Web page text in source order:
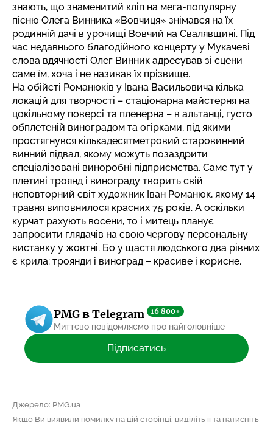
знають, що знаменитий кліп на мега-популярну
пісню Олега Винника «Вовчиця» знімався на їх
родинній дачі в урочищі Вовчий на Свалявщині. Під
час недавнього благодійного концерту у Мукачеві
слова вдячності Олег Винник адресував зі сцени
саме їм, хоча і не називав їх прізвище.
На обійсті Романюків у Івана Васильовича кілька
локацій для творчості – стаціонарна майстерня на
цокільному поверсі та пленерна – в альтанці, густо
обплетеній виноградом та огірками, під якими
простягнувся кількадесятметровий старовинний
винний підвал, якому можуть позаздрити
спеціалізовані виноробні підприємства. Саме тут у
плетиві троянд і винограду творить свій
неповторний світ художник Іван Романюк, якому 14
травня виповнилося красних 75 років. А оскільки
курчат рахують восени, то і митець планує
запросити глядачів на свою чергову персональну
виставку у жовтні. Бо у щастя людського два рівних
є крила: троянди і виноград – красиве і корисне.
PMG в Telegram 16 800+
Миттєво повідомляємо про найголовніше
Підписатись
Джерело: PMG.ua
Якщо Ви виявили помилку на цій сторінці, виділіть її та натисніть